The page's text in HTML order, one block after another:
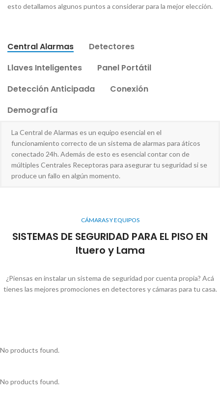
esto detallamos algunos puntos a considerar para la mejor elección.
Central Alarmas
Detectores
Llaves Inteligentes
Panel Portátil
Detección Anticipada
Conexión
Demografía
La Central de Alarmas es un equipo esencial en el
funcionamiento correcto de un sistema de alarmas para áticos
conectado 24h. Además de esto es esencial contar con de
múltiples Centrales Receptoras para asegurar tu seguridad si se
produce un fallo en algún momento.
CÁMARAS Y EQUIPOS
SISTEMAS DE SEGURIDAD PARA EL PISO EN
Ituero y Lama
¿Piensas en instalar un sistema de seguridad por cuenta propia? Acá
tienes las mejores promociones en detectores y cámaras para tu casa.
No products found.
No products found.